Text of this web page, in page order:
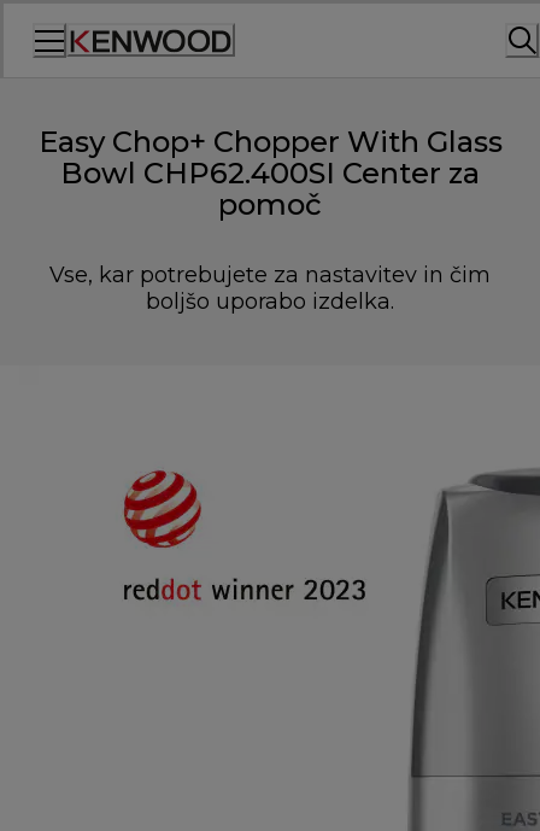
Easy Chop+ Chopper With Glass
Bowl CHP62.400SI Center za
pomoč
Vse, kar potrebujete za nastavitev in čim
boljšo uporabo izdelka.